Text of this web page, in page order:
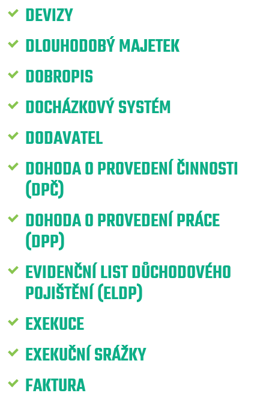
DEVIZY
DLOUHODOBÝ MAJETEK
DOBROPIS
DOCHÁZKOVÝ SYSTÉM
DODAVATEL
DOHODA O PROVEDENÍ ČINNOSTI
(DPČ)
DOHODA O PROVEDENÍ PRÁCE
(DPP)
EVIDENČNÍ LIST DŮCHODOVÉHO
POJIŠTĚNÍ (ELDP)
EXEKUCE
EXEKUČNÍ SRÁŽKY
FAKTURA